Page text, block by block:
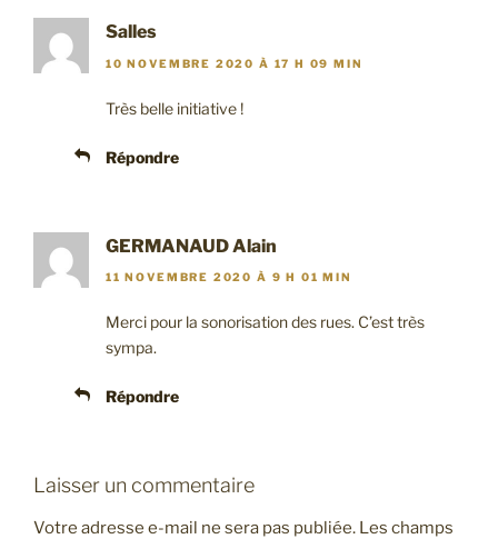
Salles
10 NOVEMBRE 2020 À 17 H 09 MIN
Très belle initiative !
Répondre
GERMANAUD Alain
11 NOVEMBRE 2020 À 9 H 01 MIN
Merci pour la sonorisation des rues. C’est très
sympa.
Répondre
Laisser un commentaire
Votre adresse e-mail ne sera pas publiée. Les champs